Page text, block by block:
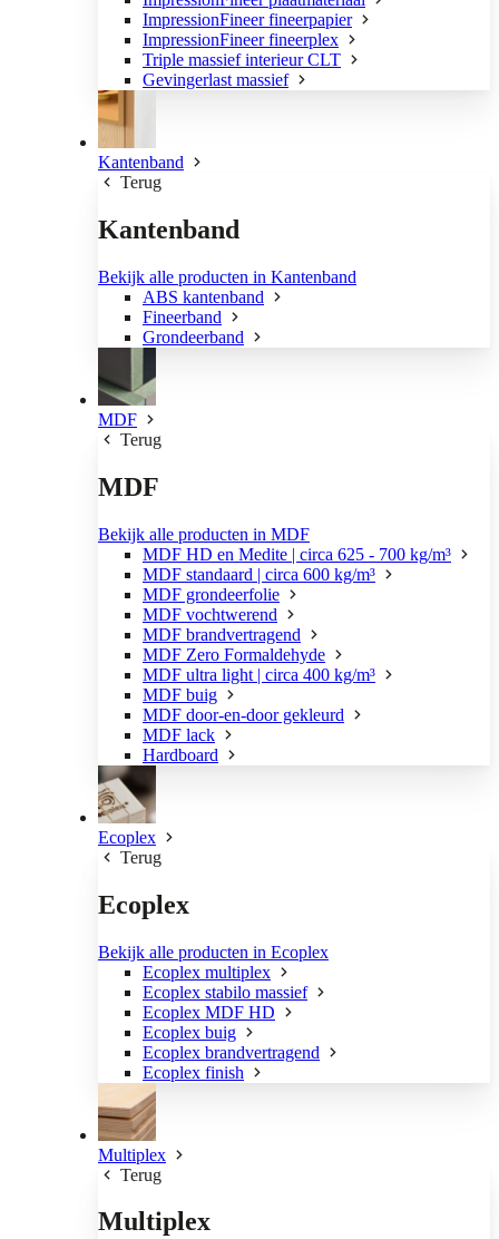
ImpressionFineer fineerpapier
ImpressionFineer fineerplex
Triple massief interieur CLT
Gevingerlast massief
Kantenband
Terug
Kantenband
Bekijk alle producten in Kantenband
ABS kantenband
Fineerband
Grondeerband
MDF
Terug
MDF
Bekijk alle producten in MDF
MDF HD en Medite | circa 625 - 700 kg/m³
MDF standaard | circa 600 kg/m³
MDF grondeerfolie
MDF vochtwerend
MDF brandvertragend
MDF Zero Formaldehyde
MDF ultra light | circa 400 kg/m³
MDF buig
MDF door-en-door gekleurd
MDF lack
Hardboard
Ecoplex
Terug
Ecoplex
Bekijk alle producten in Ecoplex
Ecoplex multiplex
Ecoplex stabilo massief
Ecoplex MDF HD
Ecoplex buig
Ecoplex brandvertragend
Ecoplex finish
Multiplex
Terug
Multiplex